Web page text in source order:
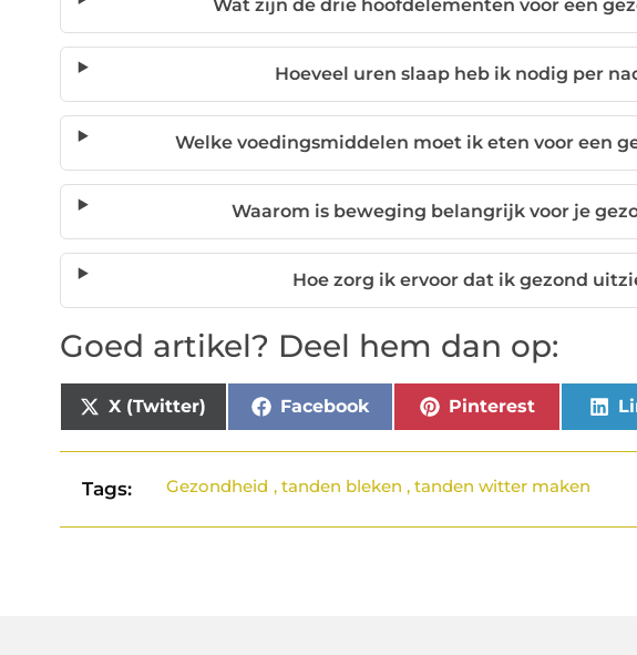
Wat zijn de drie hoofdelementen voor een
Hoeveel uren slaap heb ik nodig per
Welke voedingsmiddelen moet ik eten voor een
Waarom is beweging belangrijk voor je
Hoe zorg ik ervoor dat ik gezond
Goed artikel? Deel hem dan op:
X (Twitter) Facebook Pinterest
Tags: Gezondheid ,tanden bleken ,tanden witter maken